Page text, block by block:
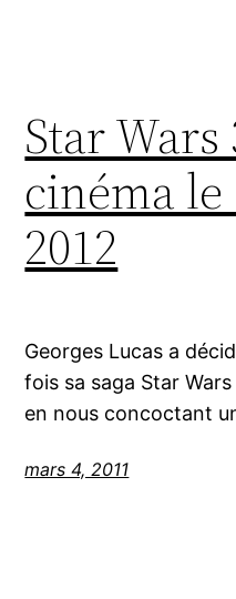
Star Wars
cinéma
2012
Georges Lucas a
fois sa saga Star
en nous concoctant
mars 4, 2011